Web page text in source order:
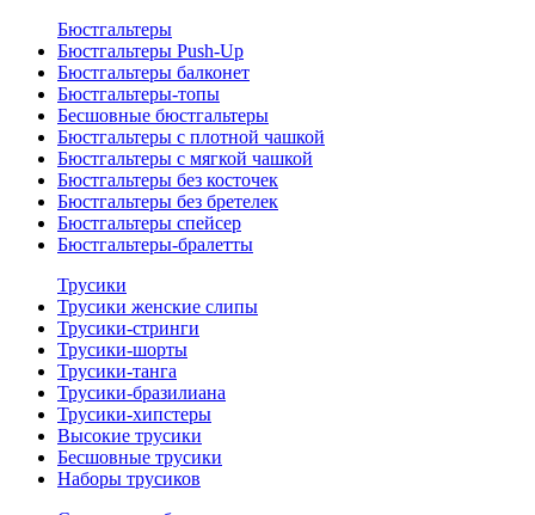
Бюстгальтеры
Бюстгальтеры Push-Up
Бюстгальтеры балконет
Бюстгальтеры-топы
Бесшовные бюстгальтеры
Бюстгальтеры с плотной чашкой
Бюстгальтеры с мягкой чашкой
Бюстгальтеры без косточек
Бюстгальтеры без бретелек
Бюстгальтеры спейсер
Бюстгальтеры-бралетты
Трусики
Трусики женские слипы
Трусики-стринги
Трусики-шорты
Трусики-танга
Трусики-бразилиана
Трусики-хипстеры
Высокие трусики
Бесшовные трусики
Наборы трусиков